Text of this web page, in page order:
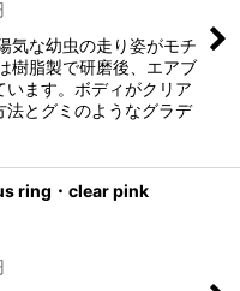
気な幼虫の走り姿がモチ
樹脂製で研磨後、エアブ
ます。ボディがクリア
とグミのようなグラデ
ring・clear pink